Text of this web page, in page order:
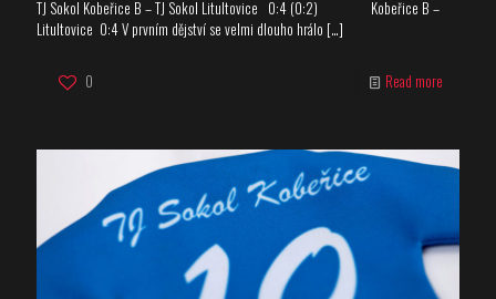
TJ Sokol Kobeřice B – TJ Sokol Litultovice 0:4 (0:2) Kobeřice B –
Litultovice 0:4 V prvním dějství se velmi dlouho hrálo […]
0 Read more